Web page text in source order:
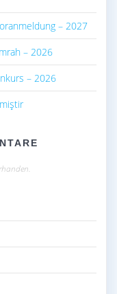
– 2027
– 2026
– 2026